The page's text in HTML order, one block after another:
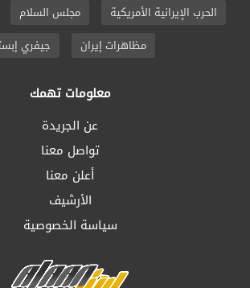
الحرب الإيرانية الأمريكية
مجلس السلام
مظاهرات إيران
جيفري
معلومات تهمك
عن الجريدة
تواصل معنا
أعلن معنا
الأرشيف
سياسة الخصوصية